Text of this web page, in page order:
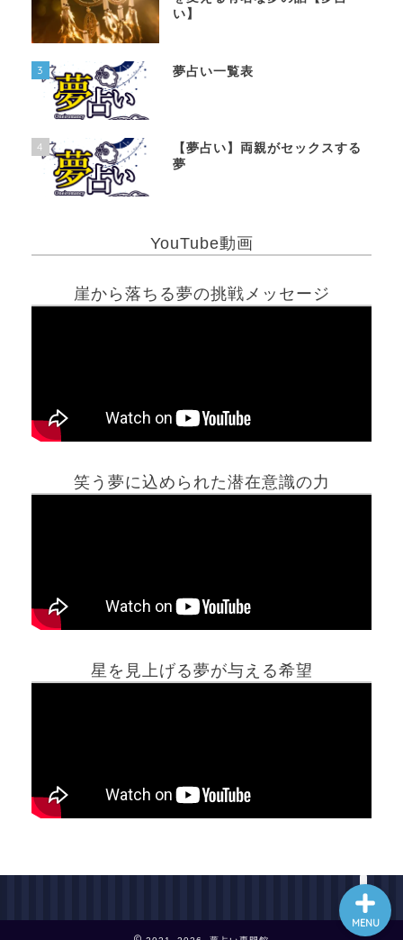
い】
3 夢占い一覧表
4
【夢占い】両親がセックスする
夢
YouTube動画
崖から落ちる夢の挑戦メッセージ
笑う夢に込められた潜在意識の力
星を見上げる夢が与える希望
MENU
ホーム
最新記事動画